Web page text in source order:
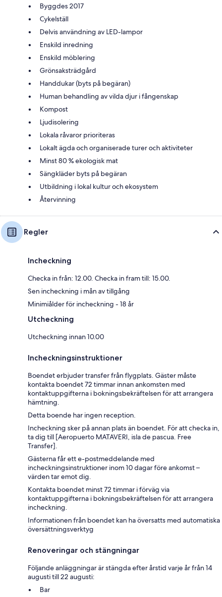
Byggdes 2017
Cykelställ
Delvis användning av LED-lampor
Enskild inredning
Enskild möblering
Grönsaksträdgård
Handdukar (byts på begäran)
Human behandling av vilda djur i fångenskap
Kompost
Ljudisolering
Lokala råvaror prioriteras
Lokalt ägda och organiserade turer och aktiviteter
Minst 80 % ekologisk mat
Sängkläder byts på begäran
Utbildning i lokal kultur och ekosystem
Återvinning
Regler
Incheckning
Checka in från: 12.00. Checka in fram till: 15.00.
Sen incheckning i mån av tillgång
Minimiålder för incheckning - 18 år
Utcheckning
Utcheckning innan 10.00
Incheckningsinstruktioner
Boendet erbjuder transfer från flygplats. Gäster måste
kontakta boendet 72 timmar innan ankomsten med
kontaktuppgifterna i bokningsbekräftelsen för att arrangera
hämtning.
Detta boende har ingen reception.
Incheckning sker på annan plats än boendet. För att checka in,
ta dig till [Aeropuerto MATAVERI, isla de pascua. Free
Transfer].
Gästerna får ett e-postmeddelande med
incheckningsinstruktioner inom 10 dagar före ankomst –
värden tar emot dig.
Kontakta boendet minst 72 timmar i förväg via
kontaktuppgifterna i bokningsbekräftelsen för att arrangera
incheckning.
Informationen från boendet kan ha översatts med automatiska
översättningsverktyg
Renoveringar och stängningar
Följande anläggningar är stängda efter årstid varje år från 14
augusti till 22 augusti:
Bar